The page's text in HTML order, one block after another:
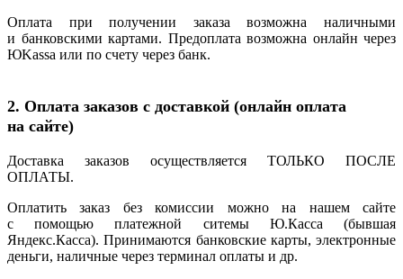
Оплата при получении заказа возможна наличными
и банковскими картами. Предоплата возможна онлайн через
ЮKassa или по счету через банк.
2. Оплата заказов с доставкой (онлайн оплата
на сайте)
Доставка заказов осуществляется ТОЛЬКО ПОСЛЕ
ОПЛАТЫ.
Оплатить заказ без комиссии можно на нашем сайте
с помощью платежной ситемы Ю.Касса
(бывшая
Яндекс.Касса). Принимаются банковские карты, электронные
деньги, наличные через терминал оплаты и др.